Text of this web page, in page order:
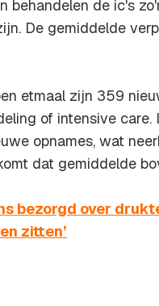
behandelen de ic's
De gemiddelde
etmaal zijn 359
of intensive
opnames, wat
dat gemiddelde
bezorgd over
zitten’